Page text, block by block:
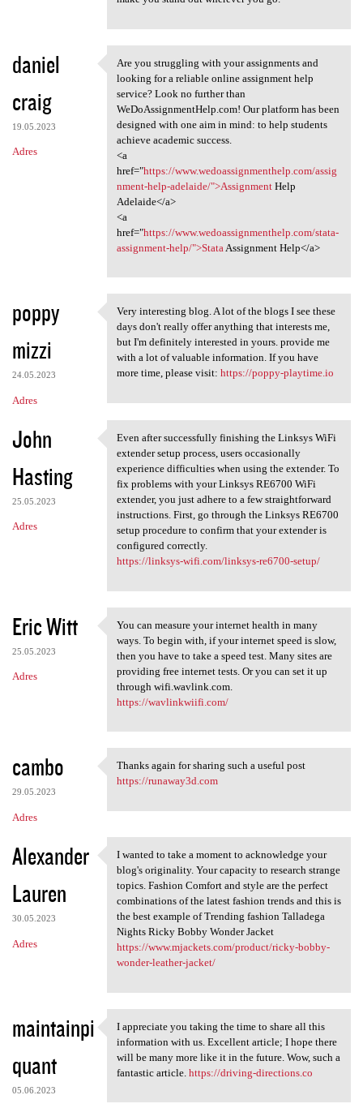
daniel
craig
19.05.2023
Adres
Are you struggling with your
Are you struggling with your assignments and
looking for a reliable online assignment help
service? Look no further than
WeDoAssignmentHelp.com! Our platform has been
designed with one aim in mind: to help students
achieve academic success.
<a
href="https://www.wedoassignmenthelp.com/assig
nment-help-adelaide/">AssignmentHelp
Adelaide</a>
<a
href="https://www.wedoassignmenthelp.com/stata-
assignment-help/">Stata Assignment Help</a>
poppy
mizzi
24.05.2023
Adres
Very interesting blog. A lot
Very interesting blog. A lot of the blogs I see these
days don't really offer anything that interests me,
but I'm definitely interested in yours. provide me
with a lot of valuable information. If you have
more time, please visit: https://poppy-playtime.io
John
Hasting
25.05.2023
Adres
Even after successfully
Even after successfully finishing the Linksys WiFi
extender setup process, users occasionally
experience difficulties when using the extender. To
fix problems with your Linksys RE6700 WiFi
extender, you just adhere to a few straightforward
instructions. First, go through the Linksys RE6700
setup procedure to confirm that your extender is
configured correctly.
https://linksys-wifi.com/linksys-re6700-setup/
Eric Witt
25.05.2023
Adres
You can measure your internet
You can measure your internet health in many
ways. To begin with, if your internet speed is slow,
then you have to take a speed test. Many sites are
providing free internet tests. Or you can set it up
through wifi.wavlink.com.
https://wavlinkwiifi.com/
cambo
29.05.2023
Adres
Thanks again for sharing such
Thanks again for sharing such a useful post
https://runaway3d.com
Alexander
Lauren
30.05.2023
Adres
I wanted to take a moment to
I wanted to take a moment to acknowledge your
blog's originality. Your capacity to research strange
topics. Fashion Comfort and style are the perfect
combinations of the latest fashion trends and this is
the best example of Trending fashion Talladega
Nights Ricky Bobby Wonder Jacket
https://www.mjackets.com/product/ricky-bobby-
wonder-leather-jacket/
maintainpi
quant
05.06.2023
I appreciate you taking the
I appreciate you taking the time to share all this
information with us. Excellent article; I hope there
will be many more like it in the future. Wow, such a
fantastic article. https://driving-directions.co